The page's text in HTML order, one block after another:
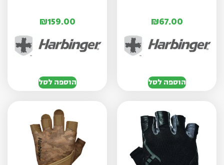
₪67.00
הוספה לסל
₪159.00
הוספה לסל